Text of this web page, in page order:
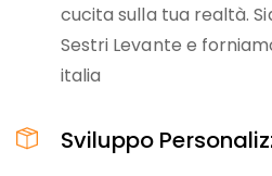
cucita sulla tua realtà.
Sestri Levante e
italia
Sviluppo